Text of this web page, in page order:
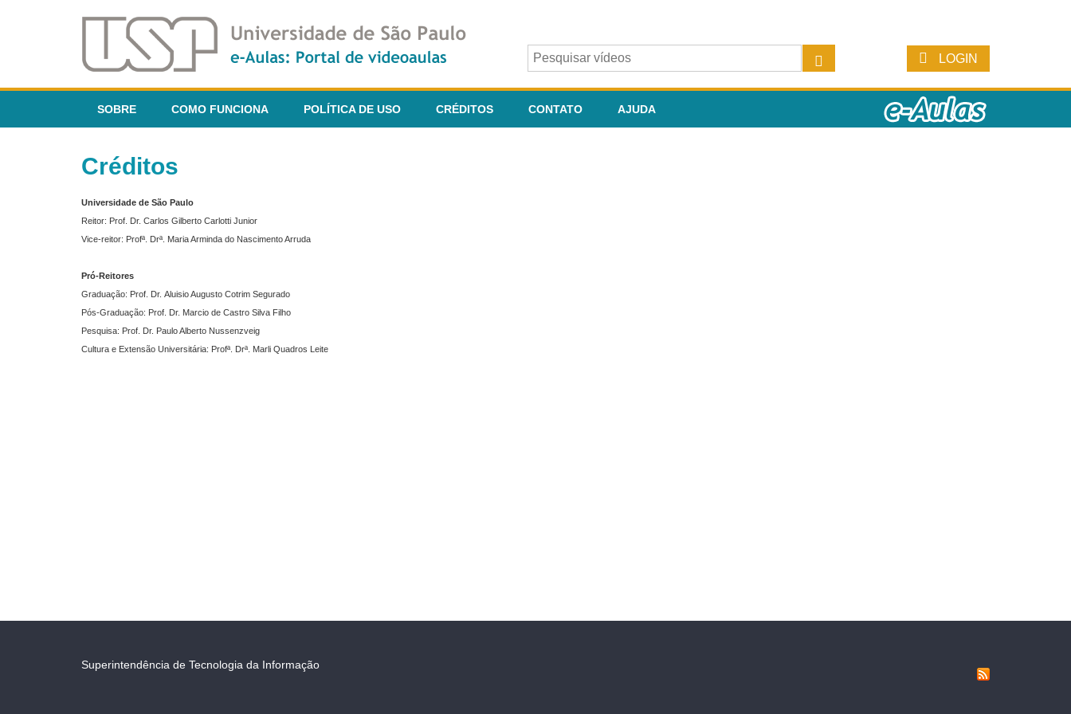
LOGIN
SOBRE COMO FUNCIONA POLÍTICA DE USO CRÉDITOS CONTATO AJUDA
Créditos
Universidade de São Paulo
Reitor: Prof. Dr. Carlos Gilberto Carlotti Junior
Vice-reitor: Profª. Drª. Maria Arminda do Nascimento Arruda
Pró-Reitores
Graduação: Prof. Dr. Aluisio Augusto Cotrim Segurado
Pós-Graduação: Prof. Dr. Marcio de Castro Silva Filho
Pesquisa: Prof. Dr. Paulo Alberto Nussenzveig
Cultura e Extensão Universitária: Profª. Drª. Marli Quadros Leite
Superintendência de Tecnologia da Informação